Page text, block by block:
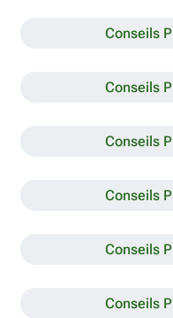
Conseils
Conseils
Conseils
Conseils
Conseils
Conseils